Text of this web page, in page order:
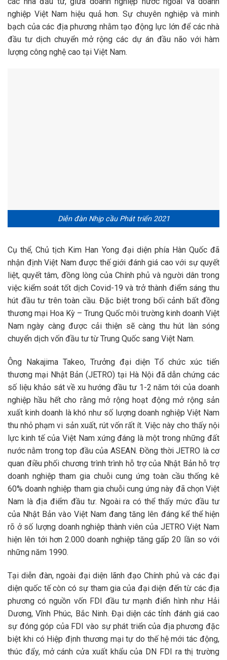
nghiệp Việt Nam hiệu quả hơn. Sự chuyên nghiệp và minh
bạch của các địa phương nhằm tạo động lực lớn để các nhà
đầu tư dịch chuyển mở rộng các dự án đầu não với hàm
lượng công nghệ cao tại Việt Nam.
Diễn đàn Nhịp cầu Phát triển 2021
Cụ thể, Chủ tịch Kim Han Yong đại diện phía Hàn Quốc đã
nhận định Việt Nam được thế giới đánh giá cao với sự quyết
liệt, quyết tâm, đồng lòng của Chính phủ và người dân trong
việc kiểm soát tốt dịch Covid-19 và trở thành điểm sáng thu
hút đầu tư trên toàn cầu. Đặc biệt trong bối cảnh bất đồng
thương mại Hoa Kỳ – Trung Quốc môi trường kinh doanh Việt
Nam ngày càng được cải thiện sẽ càng thu hút làn sóng
chuyển dịch vốn đầu tư từ Trung Quốc sang Việt Nam.
Ông Nakajima Takeo, Trưởng đại diện Tổ chức xúc tiến
thương mại Nhật Bản (JETRO) tại Hà Nội đã dẫn chứng các
số liệu khảo sát về xu hướng đầu tư 1-2 năm tới của doanh
nghiệp hầu hết cho rằng mở rộng hoạt động mở rộng sản
xuất kinh doanh là khó như số lượng doanh nghiệp Việt Nam
thu nhỏ phạm vi sản xuất, rút vốn rất ít. Việc này cho thấy nội
lực kinh tế của Việt Nam xứng đáng là một trong những đất
nước nằm trong top đầu của ASEAN. Đồng thời JETRO là cơ
quan điều phối chương trình trình hỗ trợ của Nhật Bản hỗ trợ
doanh nghiệp tham gia chuỗi cung ứng toàn cầu thống kê
60% doanh nghiệp tham gia chuỗi cung ứng này đã chọn Việt
Nam là địa điểm đầu tư. Ngoài ra có thể thấy mức đầu tư
của Nhật Bản vào Việt Nam đang tăng lên đáng kể thể hiện
rõ ở số lượng doanh nghiệp thành viên của JETRO Việt Nam
hiện lên tới hơn 2.000 doanh nghiệp tăng gấp 20 lần so với
những năm 1990.
Tại diễn đàn, ngoài đại diện lãnh đạo Chính phủ và các đại
diện quốc tế còn có sự tham gia của đại diện đến từ các địa
phương có nguồn vốn FDI đầu tư mạnh điển hình như Hải
Dương, Vĩnh Phúc, Bắc Ninh. Đại diện các tỉnh đánh giá cao
sự đóng góp của FDI vào sự phát triển của địa phương đặc
biệt khi có Hiệp định thương mại tự do thế hệ mới tác động,
thúc đẩy, mở cánh cửa xuất khẩu của DN FDI ra thị trường